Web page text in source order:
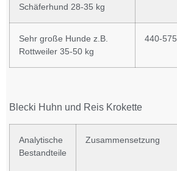
Schäferhund 28-35 kg
Sehr große Hunde z.B.
Rottweiler 35-50 kg
440-575
Blecki Huhn und Reis Krokette
Analytische
Bestandteile
Zusammensetzung